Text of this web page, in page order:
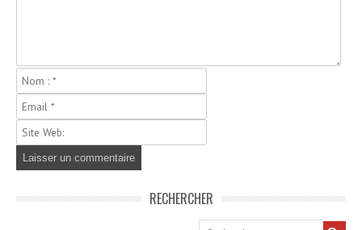
RECHERCHER
Recherche